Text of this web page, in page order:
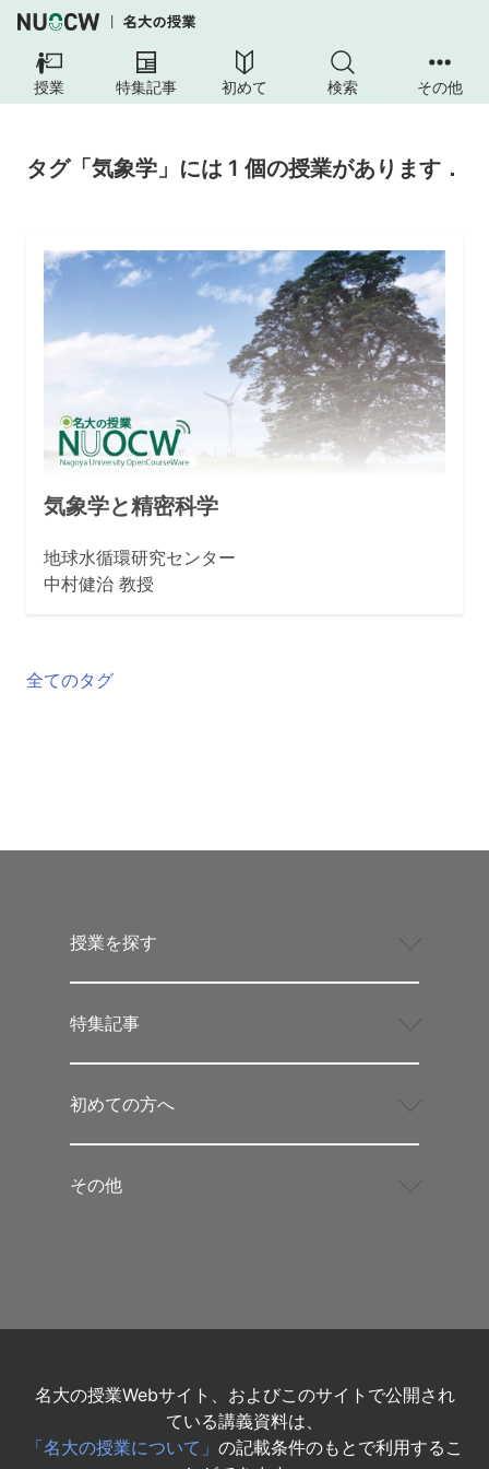
授業 特集記事 初めて 検索 その他
タグ「気象学」には 1 個の授業があります．
気象学と精密科学
地球水循環研究センター
中村健治 教授
全てのタグ
授業を探す
特集記事
初めての方へ
その他
名大の授業Webサイト、およびこのサイトで公開され
ている講義資料は、
「名大の授業について」 の記載条件のもとで利用するこ